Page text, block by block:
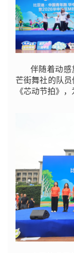
伴随着动
芒街舞社的队
《芯动节拍》